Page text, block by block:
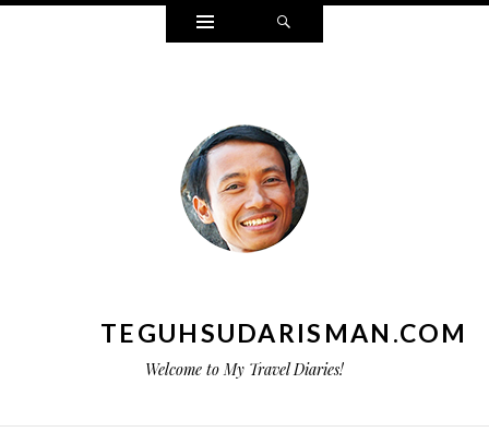
Widgets
TEGUHSUDARISMAN.COM
Welcome to My Travel Diaries!